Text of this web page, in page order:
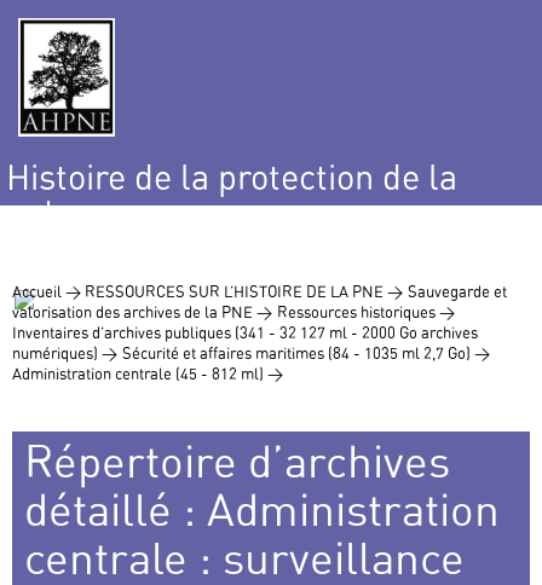
Histoire de la protection de la
nature
Accueil > RESSOURCES SUR L’HISTOIRE DE LA PNE > Sauvegarde et
valorisation des archives de la PNE > Ressources historiques >
Inventaires d’archives publiques (341 - 32 127 ml - 2000 Go archives
numériques) > Sécurité et affaires maritimes (84 - 1035 ml 2,7 Go) >
Administration centrale (45 - 812 ml) >
Répertoire d’archives
détaillé : Administration
centrale : surveillance